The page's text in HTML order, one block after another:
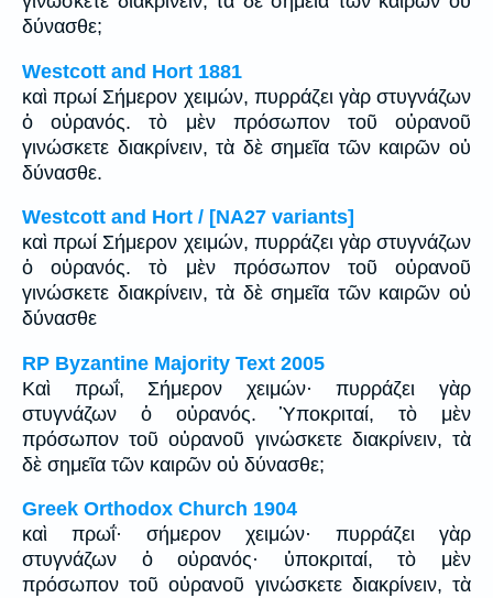
δύνασθε;
Westcott and Hort 1881
καὶ πρωί Σήμερον χειμών, πυρράζει γὰρ στυγνάζων
ὁ οὐρανός. τὸ μὲν πρόσωπον τοῦ οὐρανοῦ
γινώσκετε διακρίνειν, τὰ δὲ σημεῖα τῶν καιρῶν οὐ
δύνασθε.
Westcott and Hort / [NA27 variants]
καὶ πρωί Σήμερον χειμών, πυρράζει γὰρ στυγνάζων
ὁ οὐρανός. τὸ μὲν πρόσωπον τοῦ οὐρανοῦ
γινώσκετε διακρίνειν, τὰ δὲ σημεῖα τῶν καιρῶν οὐ
δύνασθε
RP Byzantine Majority Text 2005
Καὶ πρωΐ, Σήμερον χειμών· πυρράζει γὰρ
στυγνάζων ὁ οὐρανός. Ὑποκριταί, τὸ μὲν
πρόσωπον τοῦ οὐρανοῦ γινώσκετε διακρίνειν, τὰ
δὲ σημεῖα τῶν καιρῶν οὐ δύνασθε;
Greek Orthodox Church 1904
καὶ πρωΐ· σήμερον χειμών· πυρράζει γὰρ
στυγνάζων ὁ οὐρανός· ὑποκριταί, τὸ μὲν
πρόσωπον τοῦ οὐρανοῦ γινώσκετε διακρίνειν, τὰ